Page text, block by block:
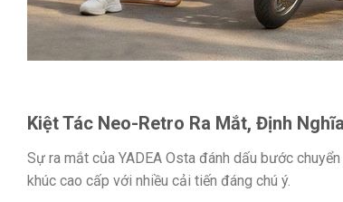
Kiệt Tác Neo-Retro Ra Mắt, Định
Sự ra mắt của YADEA Osta đánh dấu bước
khúc cao cấp với nhiều cải tiến đáng chú ý.